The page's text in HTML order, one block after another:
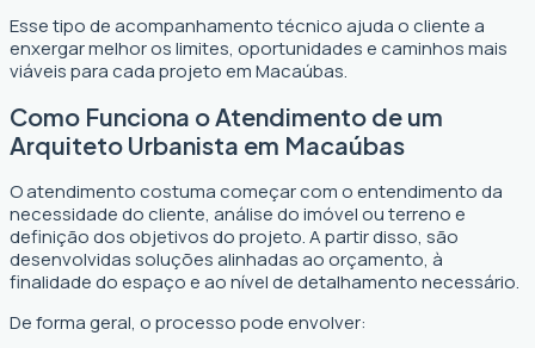
Esse tipo de acompanhamento técnico ajuda o cliente a
enxergar melhor os limites, oportunidades e caminhos mais
viáveis para cada projeto em Macaúbas.
Como Funciona o Atendimento de um
Arquiteto Urbanista em Macaúbas
O atendimento costuma começar com o entendimento da
necessidade do cliente, análise do imóvel ou terreno e
definição dos objetivos do projeto. A partir disso, são
desenvolvidas soluções alinhadas ao orçamento, à
finalidade do espaço e ao nível de detalhamento necessário.
De forma geral, o processo pode envolver: